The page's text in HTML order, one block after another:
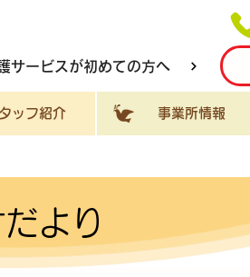
サービスが初めての方へ
ッフ紹介 事業所情報
より